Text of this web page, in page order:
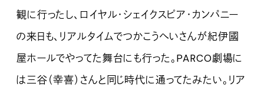
観に行ったし、ロイヤル・シェイクスピア・カンパニー
の来日も、リアルタイムでつかこうへいさんが紀伊國
屋ホールでやってた舞台にも行った。PARCO劇場に
は三谷（幸喜）さんと同じ時代に通ってたみたい。リア